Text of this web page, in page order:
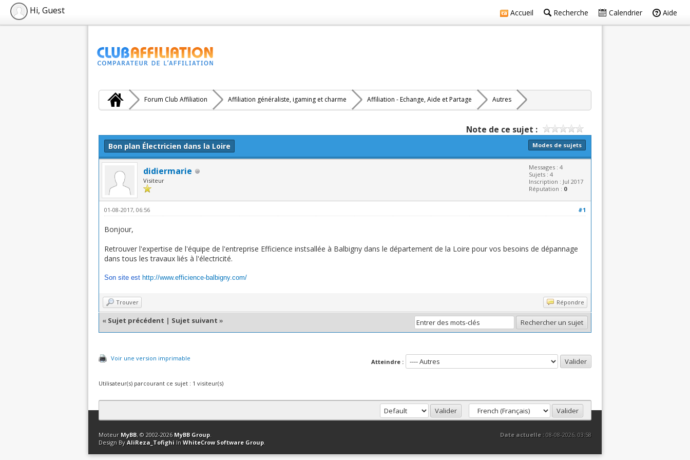
Accueil Recherche Calendrier Aide
Hi, Guest
Forum Club Affiliation Affiliation généraliste, igaming et charme Affiliation - Echange, Aide et Partage Autres
Note de ce sujet :
Modes de sujets
Bon plan Électricien dans la Loire
didiermarie
Visiteur
Messages : 4
Sujets : 4
Inscription : Jul 2017
Réputation : 0
#1
01-08-2017, 06:56
Bonjour,
Retrouver l'expertise de l'équipe de l'entreprise Efficience instsallée à Balbigny dans le département de la Loire pour vos besoins de dépannage
dans tous les travaux liés à l'électricité.
Son site est http://www.efficience-balbigny.com/
Trouver Répondre
« Sujet précédent | Sujet suivant »
Voir une version imprimable Atteindre :
Utilisateur(s) parcourant ce sujet : 1 visiteur(s)
Contact Club Affiliation Retourner en haut Version bas-débit (Archivé) Syndication RSS
Date actuelle :08-08-2026, 03:58
Moteur MyBB, © 2002-2026 MyBB Group.
Design By AliReza_Tofighi In WhiteCrow Software Group.